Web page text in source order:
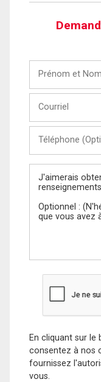
Nom
(Optionnel)
Message
En cliquant sur
consentez à nos
fournissez
vous.